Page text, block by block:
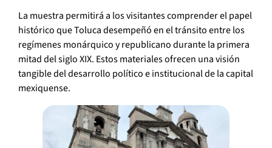
La muestra permitirá a los visitantes comprender el papel
histórico que Toluca desempeñó en el tránsito entre los
regímenes monárquico y republicano durante la primera
mitad del siglo XIX. Estos materiales ofrecen una visión
tangible del desarrollo político e institucional de la capital
mexiquense.